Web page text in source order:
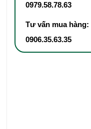
0979.58.78.63
Tư vấn mua hàng:
0906.35.63.35